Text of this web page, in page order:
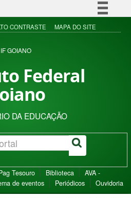
Simplifique!
Acesso à informação
CONTRASTE MAPA DO SITE
IF GOIANO
Federal
DA EDUCAÇÃO
Tesouro Biblioteca
AVA -
de eventos Periódicos Ouvidoria